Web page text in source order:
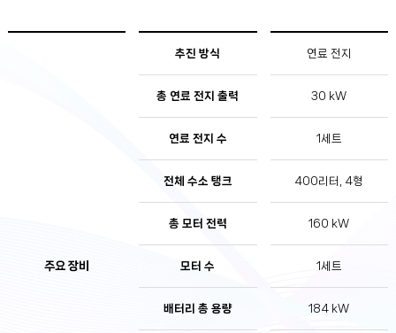
주요 장비
추진 방식 연료 전지
총 연료 전지 출력 30 kW
연료 전지 수 1세트
전체 수소 탱크 400리터, 4형
총 모터 전력 160 kW
모터 수 1세트
배터리 총 용량 184 kW